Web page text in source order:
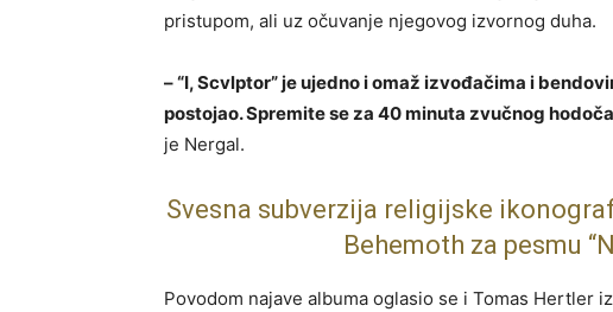
pristupom, ali uz očuvanje njegovog izvornog duha.
– “I, Scvlptor” je ujedno i omaž izvođačima i
postojao. Spremite se za 40 minuta zvučnog
je Nergal.
Svesna subverzija religijske
Behemoth za pesmu
Povodom najave albuma oglasio se i Tomas Hertler iz